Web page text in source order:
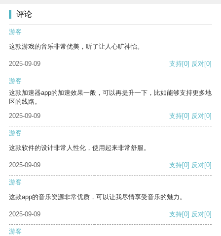
评论
游客
这款游戏的音乐非常优美，听了让人心旷神怡。
2025-09-09 支持[0] 反对[0]
游客
这款加速器app的加速效果一般，可以再提升一下，比如能够支持更多地
区的线路。
2025-09-09
支持[0] 反对[0]
游客
这款软件的设计非常人性化，使用起来非常舒服。
2025-09-09 支持[0] 反对[0]
游客
这款app的音乐资源非常优质，可以让我尽情享受音乐的魅力。
2025-09-09 支持[0] 反对[0]
游客